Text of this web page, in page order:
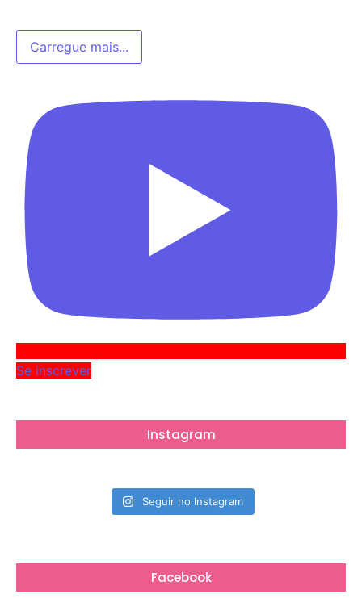
Carregue mais...
Se inscrever
Instagram
Seguir no Instagram
Facebook